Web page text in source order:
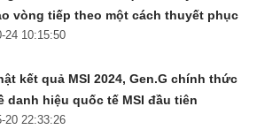
vòng tiếp theo một cách thuyết phục
24 10:15:50
kết quả MSI 2024, Gen.G chính thức
danh hiệu quốc tế MSI đầu tiên
20 22:33:26